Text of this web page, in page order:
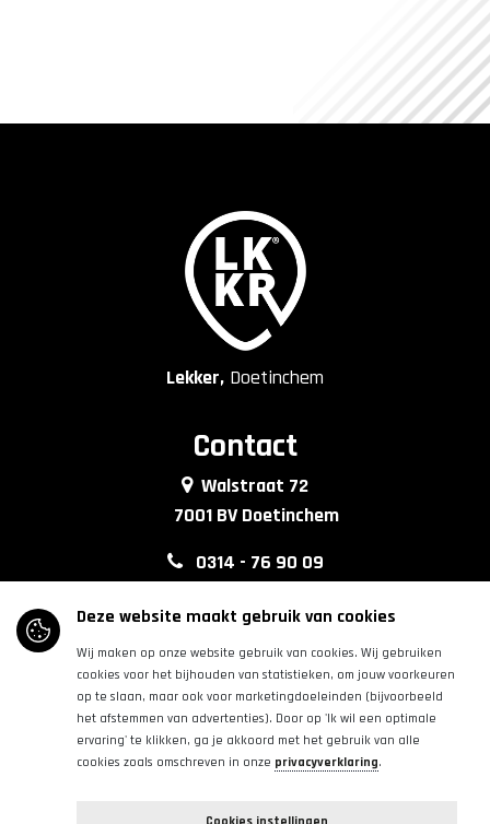
Lekker, Doetinchem
Contact
Walstraat 72
7001 BV Doetinchem
0314 - 76 90 09
info@lkkrdoetinchem.nl
Volg ons
|
Copyright © 2026 | Binnenstadbedrijf Doetinchem | Alle
Deze website maakt gebruik van cookies
Wij maken op onze website gebruik van cookies. Wij gebruiken
cookies voor het bijhouden van statistieken, om jouw voorkeuren
op te slaan, maar ook voor marketingdoeleinden (bijvoorbeeld
het afstemmen van advertenties). Door op 'Ik wil een optimale
ervaring' te klikken, ga je akkoord met het gebruik van alle
cookies zoals omschreven in onze privacyverklaring.